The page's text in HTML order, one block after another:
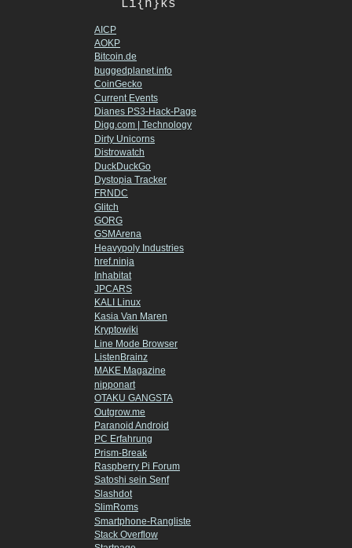
Li{n}ks
AICP
AOKP
Bitcoin.de
buggedplanet.info
CoinGecko
Current Events
Dianes PS3-Hack-Page
Digg.com | Technology
Dirty Unicorns
Distrowatch
DuckDuckGo
Dystopia Tracker
FRNDC
Glitch
GORG
GSMArena
Heavypoly Industries
href.ninja
Inhabitat
JPCARS
KALI Linux
Kasia Van Maren
Kryptowiki
Line Mode Browser
ListenBrainz
MAKE Magazine
nipponart
OTAKU GANGSTA
Outgrow.me
Paranoid Android
PC Erfahrung
Prism-Break
Raspberry Pi Forum
Satoshi sein Senf
Slashdot
SlimRoms
Smartphone-Rangliste
Stack Overflow